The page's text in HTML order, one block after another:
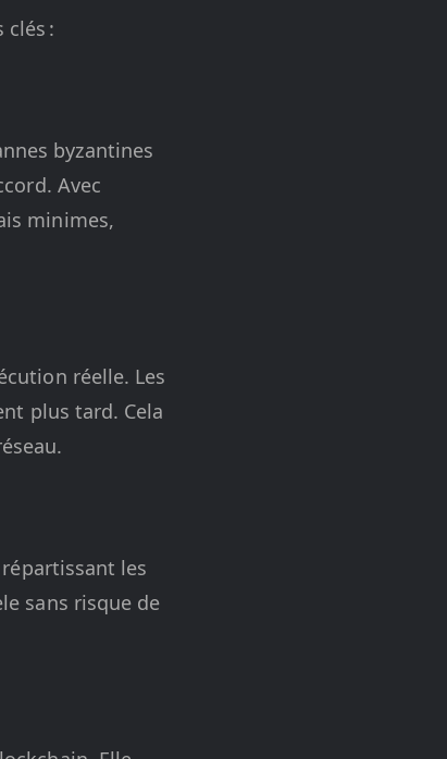
:
byzantines
Avec
minimes,
réelle. Les
plus tard. Cela
les
sans risque de